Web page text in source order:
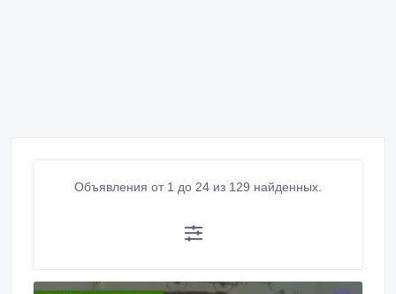
Объявления от 1 до 24 из 129 найденных.